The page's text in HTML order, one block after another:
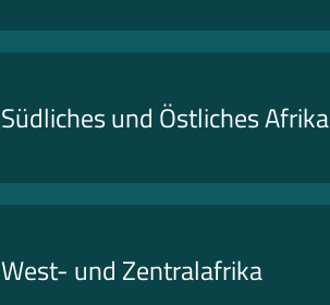
Südliches und Östliches Afrika
West- und Zentralafrika